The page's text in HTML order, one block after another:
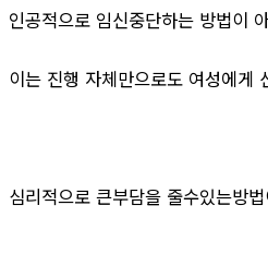
인공적으로 임신중단하는 방법이
이는 진행 자체만으로도 여성에게
심리적으로 큰부담을 줄수있는방